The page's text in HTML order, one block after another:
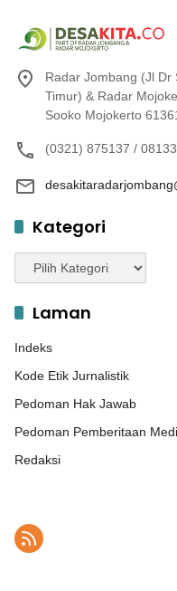
Radar Jombang (Jl Dr
Timur) & Radar
Sooko Mojokerto
(0321) 875137 /
Kategori
Kategori
Laman
Indeks
Kode Etik Jurnalistik
Pedoman Hak Jawab
Pedoman Pemberitaan
Redaksi